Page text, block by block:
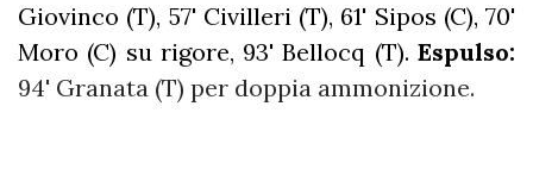
Giovinco (T), 57' Civilleri (T), 61' Sipos (C), 70'
Moro (C) su rigore, 93' Bellocq (T). Espulso:
94' Granata (T) per doppia ammonizione.